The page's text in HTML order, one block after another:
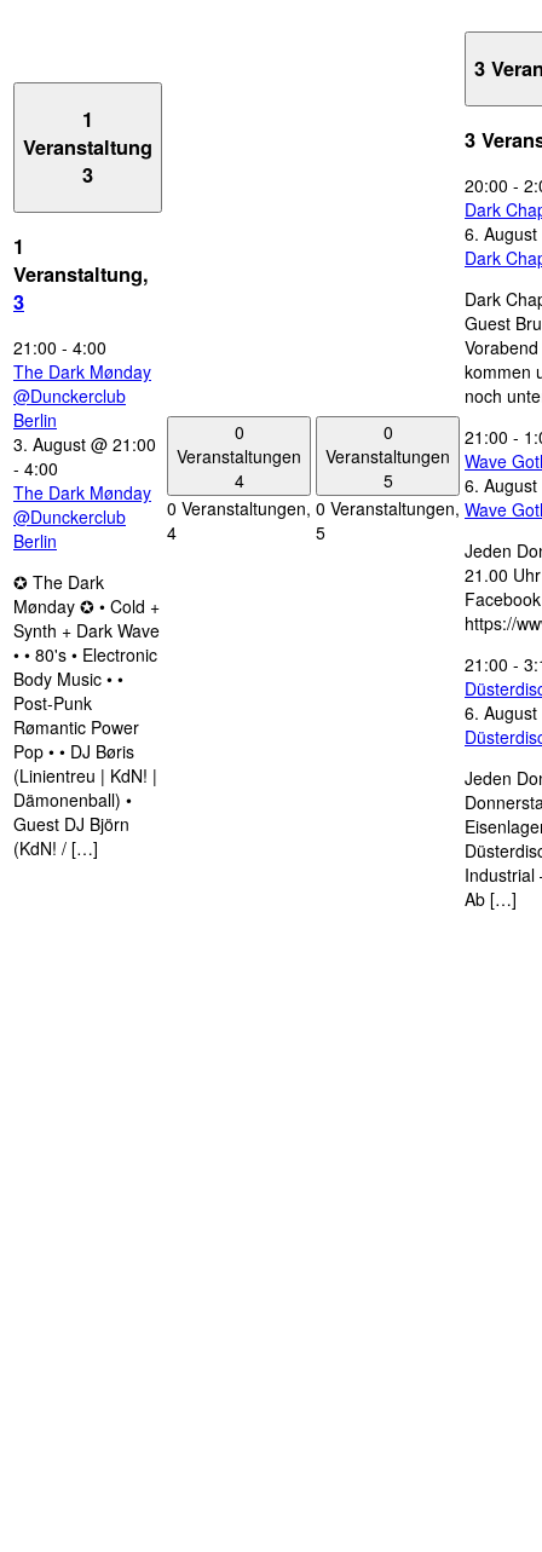
1
Veranstaltung
3
1
Veranstaltung,
3
21:00 - 4:00
The Dark Mønday
@Dunckerclub
Berlin
3. August @ 21:00
- 4:00
The Dark Mønday
@Dunckerclub
Berlin
✪ The Dark
Mønday ✪ • Cold +
Synth + Dark Wave
• • 80's • Electronic
Body Music • •
Post-Punk
Rømantic Power
Pop • • DJ Børis
(Linientreu | KdN! |
Dämonenball) •
Guest DJ Björn
(KdN! / […]
0
Veranstaltungen
4
0 Veranstaltungen,
4
0
Veranstaltungen
5
0 Veranstaltungen,
5
3
3
20:00 -
Dark
6.
Dark
Dark
Guest
kommen
noch
21:00 -
Wave
6.
Wave
Jeden
21.00
https://
21:00 -
6.
Jeden
Industrial
Ab […]